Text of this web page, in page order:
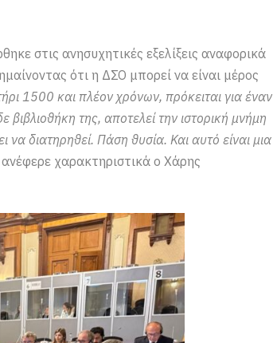
στις ανησυχητικές εξελίξεις αναφορικά
ότι η ΔΣΟ μπορεί να είναι μέρος
1500 και πλέον χρόνων, πρόκειται για έναν
της, αποτελεί την ιστορική μνήμη
να διατηρηθεί. Πάση θυσία. Και αυτό είναι μια
ανέφερε χαρακτηριστικά ο Χάρης